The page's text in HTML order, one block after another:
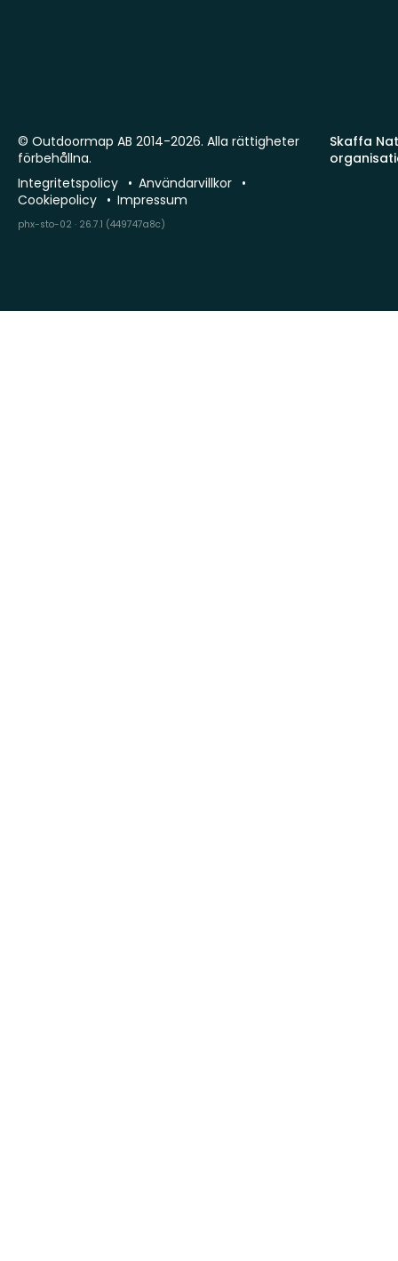
Skaffa
© Outdoormap AB 2014-2026. Alla rättigheter
förbehållna.
Integritetspolicy
Användarvillkor
Cookiepolicy
Impressum
phx-sto-02 · 26.7.1 (449747a8c)